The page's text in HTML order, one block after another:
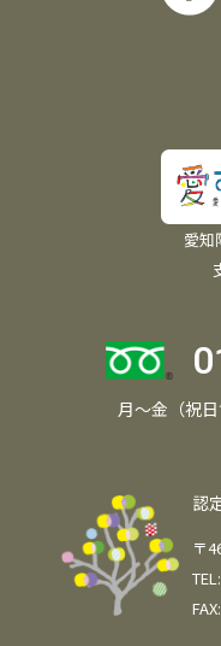
愛知
月～金（祝
認
〒